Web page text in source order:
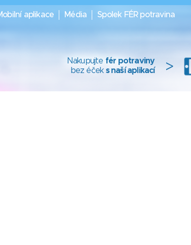
aplikace Média Spolek FÉR potravina
Nakupujte fér potraviny
bez éček s naší aplikací >